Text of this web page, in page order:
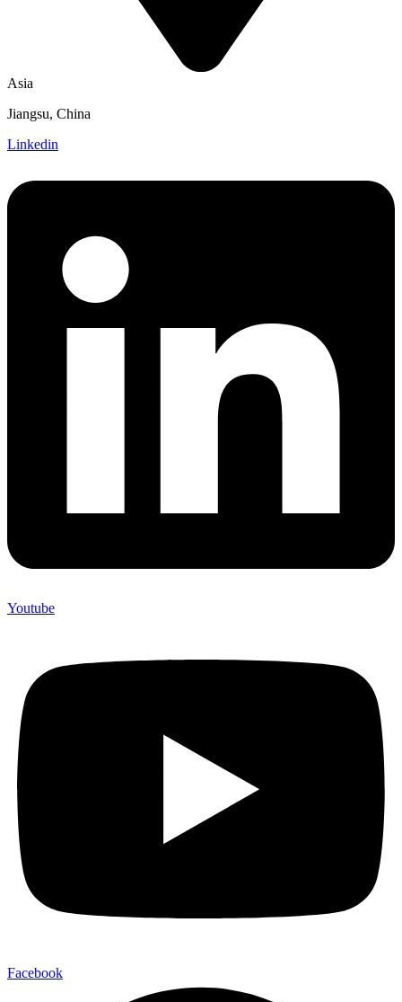
Asia
Jiangsu, China
Linkedin
Youtube
Facebook